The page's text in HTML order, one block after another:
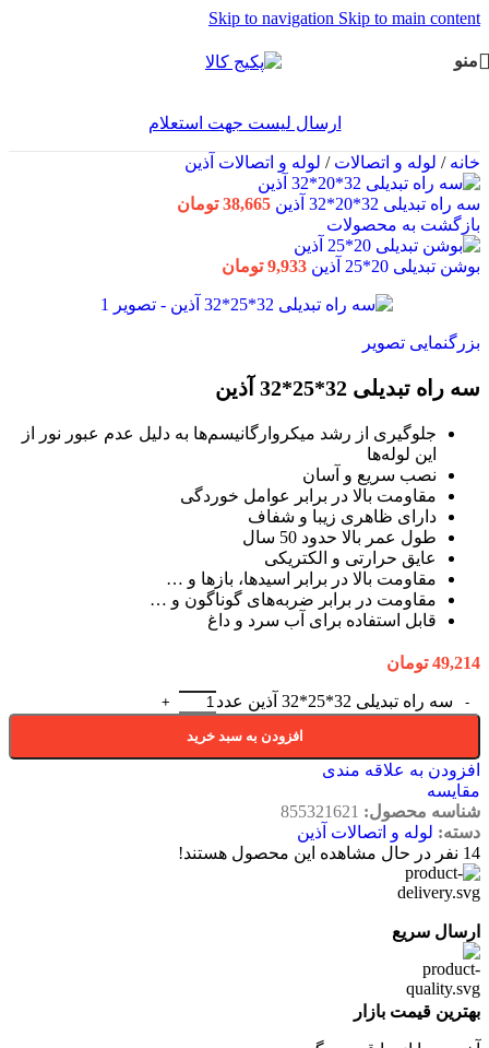
Skip to navigation Skip to main content
منو
ارسال لیست جهت استعلام
خانه/ لوله و اتصالات/ لوله و اتصالات آذین
سه راه تبدیلی 32*20*32 آذین 38,665 تومان
بازگشت به محصولات
بوشن تبدیلی 20*25 آذین 9,933 تومان
بزرگنمایی تصویر
سه راه تبدیلی 32*25*32 آذین
جلوگیری از رشد میکروارگانیسم‌ها به دلیل عدم عبور نور از
این لوله‌ها
نصب سریع و آسان
مقاومت بالا در برابر عوامل خوردگی
دارای ظاهری زیبا و شفاف
طول عمر بالا حدود 50 سال
عایق حرارتی و الکتریکی
مقاومت بالا در برابر اسیدها، بازها و …
مقاومت در برابر ضربه‌های گوناگون و …
قابل استفاده برای آب سرد و داغ
49,214 تومان
سه راه تبدیلی 32*25*32 آذین عدد
افزودن به سبد خرید
افزودن به علاقه مندی
مقایسه
شناسه محصول: 855321621
دسته: لوله و اتصالات آذین
14 نفر در حال مشاهده این محصول هستند!
ارسال سریع
بهترین قیمت بازار